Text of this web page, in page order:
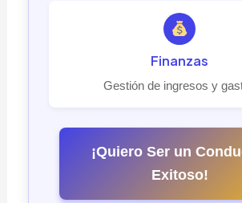
Finanzas
Gestión de ingresos y
¡Quiero Ser un
Exitoso!